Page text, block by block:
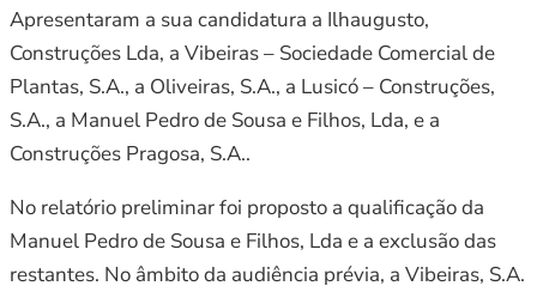
Apresentaram a sua candidatura a Ilhaugusto,
Construções Lda, a Vibeiras – Sociedade Comercial de
Plantas, S.A., a Oliveiras, S.A., a Lusicó – Construções,
S.A., a Manuel Pedro de Sousa e Filhos, Lda, e a
Construções Pragosa, S.A..
No relatório preliminar foi proposto a qualificação da
Manuel Pedro de Sousa e Filhos, Lda e a exclusão das
restantes. No âmbito da audiência prévia, a Vibeiras, S.A.